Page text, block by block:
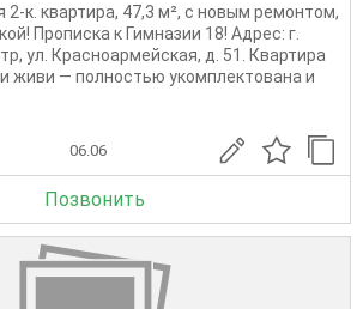
2-к. квартира, 47,3 м², с новым ремонтом,
Прописка к Гимназии 18! Адрес: г.
ул. Красноармейская, д. 51. Квартира
живи — полностью укомплектована и
06.06
Позвонить